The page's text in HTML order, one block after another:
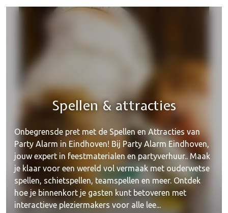
Spellen & attracties
Onbegrensde pret met de Spellen en Attracties van
Party Alarm in Eindhoven! Bij Party Alarm Eindhoven,
jouw expert in feestmaterialen en partyverhuur.. Maak
je klaar voor een wereld vol vermaak met ouderwetse
spellen, schietspellen, teamspellen en meer. Ontdek
hoe je binnenkort je gasten kunt betoveren met
interactieve pleziermakers voor alle lee...